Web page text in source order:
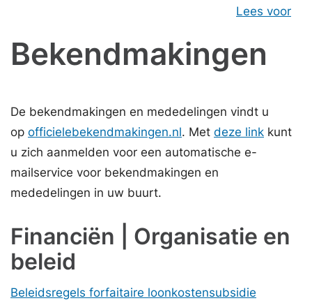
Lees voor
Bekendmakingen
De bekendmakingen en mededelingen vindt u
op officielebekendmakingen.nl. Met deze link kunt
u zich aanmelden voor een automatische e-
mailservice voor bekendmakingen en
mededelingen in uw buurt.
Financiën | Organisatie en
beleid
Beleidsregels forfaitaire loonkostensubsidie